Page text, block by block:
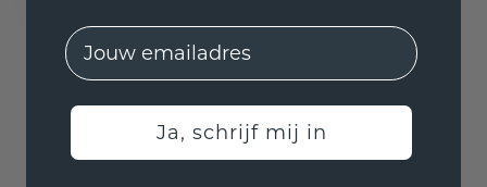
EMail
Ja, schrijf mij in